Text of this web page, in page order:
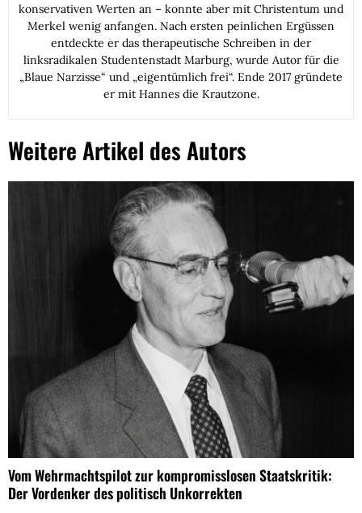
konservativen Werten an – konnte aber mit Christentum und
Merkel wenig anfangen. Nach ersten peinlichen Ergüssen
entdeckte er das therapeutische Schreiben in der
linksradikalen Studentenstadt Marburg, wurde Autor für die
„Blaue Narzisse“ und „eigentümlich frei“. Ende 2017 gründete
er mit Hannes die Krautzone.
Weitere Artikel des Autors
Vom Wehrmachtspilot zur kompromisslosen Staatskritik:
Der Vordenker des politisch Unkorrekten